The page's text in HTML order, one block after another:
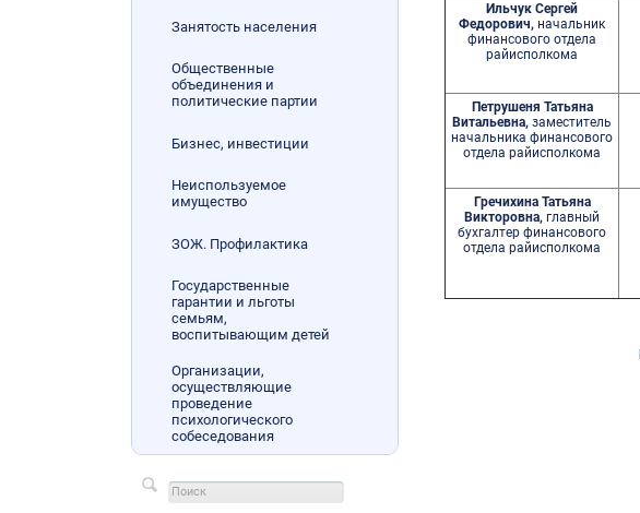
Занятость населения
Общественные
объединения и
политические партии
Бизнес, инвестиции
Неиспользуемое
имущество
ЗОЖ. Профилактика
Государственные
гарантии и льготы
семьям,
воспитывающим детей
Организации,
осуществляющие
проведение
психологического
собеседования
Ильчук Сергей
Федорович, начальник
финансового отдела
райисполкома
Петрушеня Татьяна
Витальевна, заместитель
начальника финансового
отдела райисполкома
Гречихина Татьяна
Викторовна, главный
бухгалтер финансового
отдела райисполкома